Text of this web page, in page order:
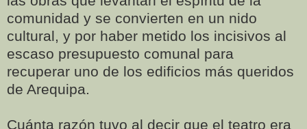
comunidad y se convierten en un nido
cultural, y por haber metido los incisivos al
escaso presupuesto comunal para
recuperar uno de los edificios más queridos
de Arequipa.
Cuánta razón tuvo al decir que el teatro era